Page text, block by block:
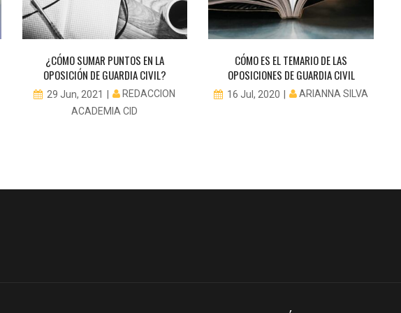
¿CÓMO SUMAR PUNTOS EN LA
OPOSICIÓN DE GUARDIA CIVIL?
29 Jun, 2021
REDACCION
ACADEMIA CID
CÓMO ES EL TEMARIO DE LAS
OPOSICIONES DE GUARDIA CIVIL
16 Jul, 2020 ARIANNA SILVA